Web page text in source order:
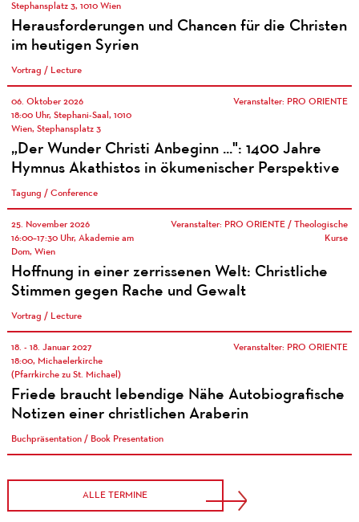
Stephansplatz 3, 1010 Wien
Herausforderungen und Chancen für die Christen
im heutigen Syrien
Vortrag / Lecture
06. Oktober 2026
18:00 Uhr, Stephani-Saal, 1010
Wien, Stephansplatz 3
Veranstalter: PRO ORIENTE
„Der Wunder Christi Anbeginn ...": 1400 Jahre
Hymnus Akathistos in ökumenischer Perspektive
Tagung / Conference
25. November 2026
16:00–17:30 Uhr, Akademie am
Dom, Wien
Veranstalter: PRO ORIENTE / Theologische
Kurse
Hoffnung in einer zerrissenen Welt: Christliche
Stimmen gegen Rache und Gewalt
Vortrag / Lecture
18. - 18. Januar 2027
18:00, Michaelerkirche
(Pfarrkirche zu St. Michael)
Veranstalter: PRO ORIENTE
Friede braucht lebendige Nähe Autobiografische
Notizen einer christlichen Araberin
Buchpräsentation / Book Presentation
ALLE TERMINE